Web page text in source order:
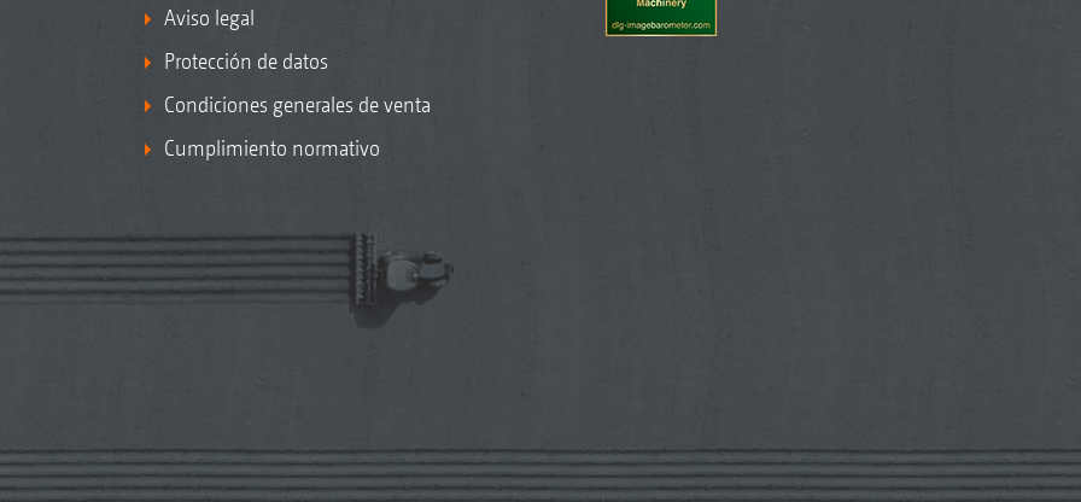
Aviso legal
Protección de datos
Condiciones generales de venta
Cumplimiento normativo